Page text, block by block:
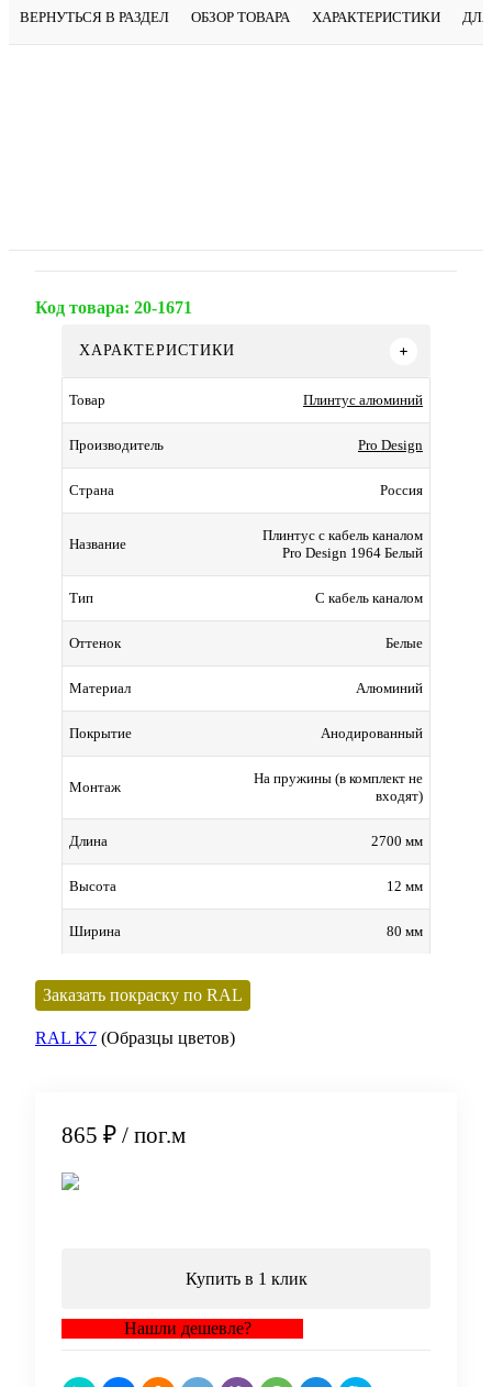
ВЕРНУТЬСЯ В РАЗДЕЛ ОБЗОР ТОВАРА ХАРАКТЕРИСТИКИ
Код товара: 20-1671
ХАРАКТЕРИСТИКИ
Товар Плинтус алюминий
Производитель Pro Design
Страна Россия
Название
Плинтус с кабель каналом
Pro Design 1964 Белый
Тип С кабель каналом
Оттенок Белые
Материал Алюминий
Покрытие Анодированный
Монтаж
На пружины (в комплект не
входят)
Длина 2700 мм
Высота 12 мм
Ширина 80 мм
Заказать покраску по RAL
RAL K7 (Образцы цветов)
865 ₽ / пог.м
Купить в 1 клик
Нашли дешевле?